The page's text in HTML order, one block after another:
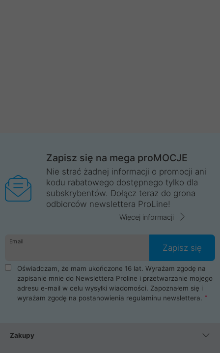
Zapisz się na mega proMOCJE
Nie strać żadnej informacji o promocji ani
kodu rabatowego dostępnego tylko dla
subskrybentów. Dołącz teraz do grona
odbiorców newslettera ProLine!
Więcej informacji
Email
Zapisz się
Oświadczam, że mam ukończone 16 lat. Wyrażam zgodę na
zapisanie mnie do Newslettera Proline i przetwarzanie mojego
adresu e-mail w celu wysyłki wiadomości. Zapoznałem się i
wyrażam zgodę na postanowienia regulaminu newslettera.
Zakupy